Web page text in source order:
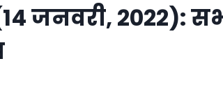
जनवरी, 2022):